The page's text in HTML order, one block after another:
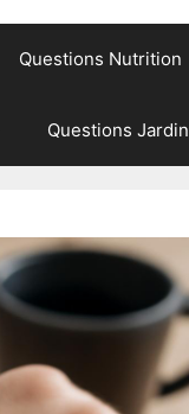
Questions Nutrition
Questions Jardin